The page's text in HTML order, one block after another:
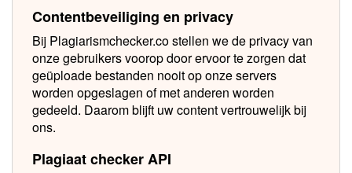
Contentbeveiliging en privacy
Bij Plagiarismchecker.co stellen we de privacy van
onze gebruikers voorop door ervoor te zorgen dat
geüploade bestanden nooit op onze servers
worden opgeslagen of met anderen worden
gedeeld. Daarom blijft uw content vertrouwelijk bij
ons.
Plagiaat checker API